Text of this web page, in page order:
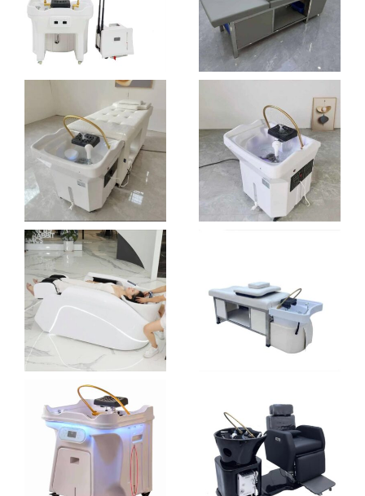
€2.190,00
CHOIX DES OPTIONS
€5.500,00
AJOUTER AU PANIER
DOUBLE TANK
PRO
2.390,00
AJOUTER AU PANIER
ÉLÉGANCE
HEAD SPA
€ 2.590,00
FREE
PLUMBING
HEAD SPA
TABLE
€2.390,00
CHOIX DES OPTIONS
PLUMBING
PORTABLE
HEAD SPA
CHOIX DES OPTIONS
FULL RELAX
HEAD SPA
3.490,00
HEAD SPA
DELUXE
€2.990,00